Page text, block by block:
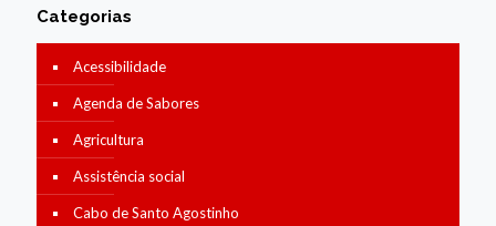
Categorias
Acessibilidade
Agenda de Sabores
Agricultura
Assistência social
Cabo de Santo Agostinho